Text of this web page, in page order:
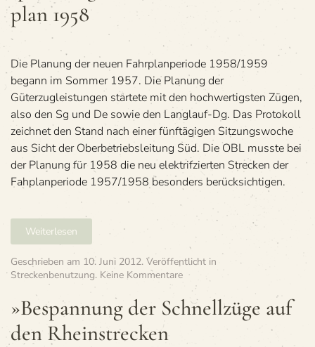
für
Som­
fahr­
plan 1958
plan 1958
Die Planung der neuen Fahrplanperiode 1958/1959
begann im Sommer 1957. Die Planung der
Güterzugleistungen startete mit den hochwertigsten Zügen,
also den Sg und De sowie den Langlauf-Dg. Das Protokoll
zeichnet den Stand nach einer fünftägigen Sitzungswoche
aus Sicht der Oberbetriebsleitung Süd. Die OBL musste bei
der Planung für 1958 die neu elektrifzierten Strecken der
Fahplanperiode 1957/1958 besonders berücksichtigen.
Weiterlesen
Geschrieben am 10. Juni 2012. Veröffentlicht in
Streckenbenutzung. Keine Kommentarezu
»Bespan­
nung
der
»Bespan­nung der Schnell­züge auf
den Rheinstrecken